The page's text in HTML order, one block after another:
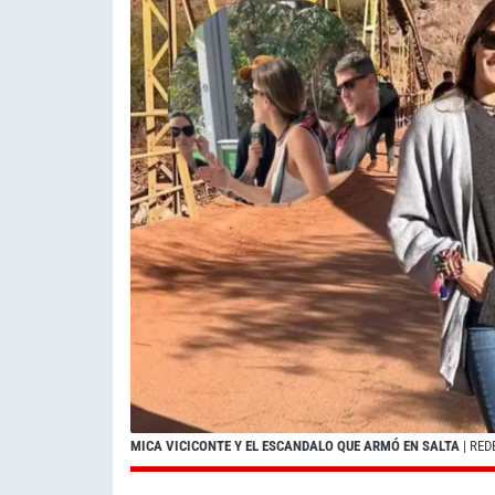
MICA VICICONTE Y EL ESCANDALO QUE ARMÓ EN SALTA |